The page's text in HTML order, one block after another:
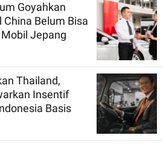
Goyahkan
Belum Bisa
Jepang
Thailand,
Insentif
Basis